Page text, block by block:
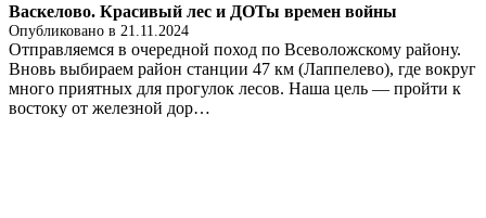
Васкелово. Красивый лес и ДОТы времен войны
Опубликовано в 21.11.2024
Отправляемся в очередной поход по Всеволожскому району.
Вновь выбираем район станции 47 км (Лаппелево), где вокруг
много приятных для прогулок лесов. Наша цель — пройти к
востоку от железной дор…